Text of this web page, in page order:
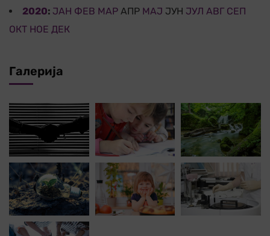
2020: ЈАН ФЕВ МАР АПР МАЈ ЈУН ЈУЛ АВГ СЕП
ОКТ НОЕ ДЕК
Галерија